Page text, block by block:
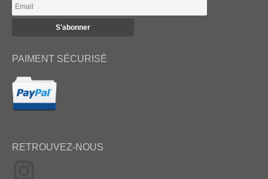
PAIMENT SÉCURISÉ
RETROUVEZ-NOUS